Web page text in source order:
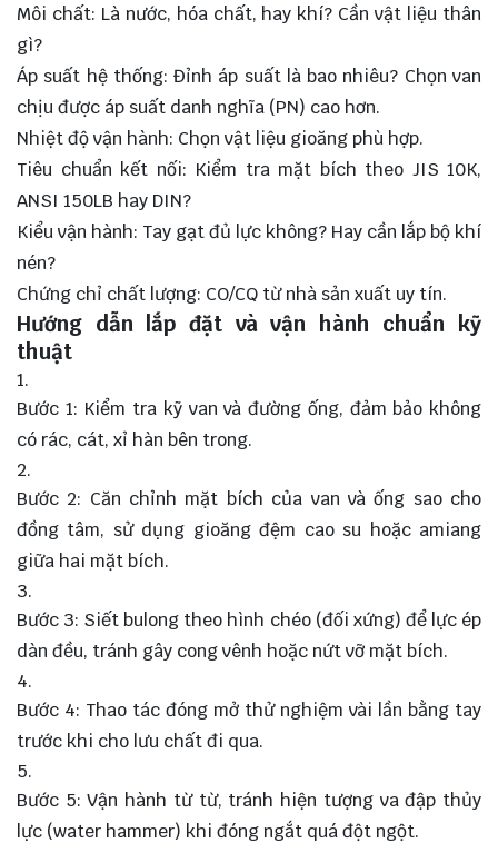
Môi chất: Là nước, hóa chất, hay khí? Cần vật liệu thân
gì?
Áp suất hệ thống: Đỉnh áp suất là bao nhiêu? Chọn van
chịu được áp suất danh nghĩa (PN) cao hơn.
Nhiệt độ vận hành: Chọn vật liệu gioăng phù hợp.
Tiêu chuẩn kết nối: Kiểm tra mặt bích theo JIS 10K,
ANSI 150LB hay DIN?
Kiểu vận hành: Tay gạt đủ lực không? Hay cần lắp bộ khí
nén?
Chứng chỉ chất lượng: CO/CQ từ nhà sản xuất uy tín.
Hướng dẫn lắp đặt và vận hành chuẩn kỹ
thuật
Bước 1: Kiểm tra kỹ van và đường ống, đảm bảo không
có rác, cát, xỉ hàn bên trong.
Bước 2: Căn chỉnh mặt bích của van và ống sao cho
đồng tâm, sử dụng gioăng đệm cao su hoặc amiang
giữa hai mặt bích.
Bước 3: Siết bulong theo hình chéo (đối xứng) để lực ép
dàn đều, tránh gây cong vênh hoặc nứt vỡ mặt bích.
Bước 4: Thao tác đóng mở thử nghiệm vài lần bằng tay
trước khi cho lưu chất đi qua.
Bước 5: Vận hành từ từ, tránh hiện tượng va đập thủy
lực (water hammer) khi đóng ngắt quá đột ngột.